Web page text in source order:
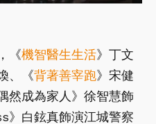
《機智醫生生活》丁文
、《背著善宰跑》宋健
然成為家人》徐智慧飾
》白鉉真飾演江城警察